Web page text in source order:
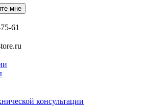
мне
61
консультации